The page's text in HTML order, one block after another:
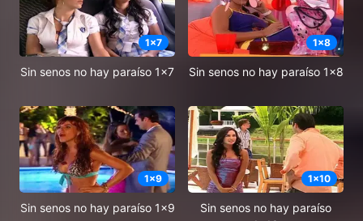
1x7
Sin senos no hay paraíso 1x7
1x8
Sin senos no hay paraíso 1x8
1x9
Sin senos no hay paraíso 1x9
1x10
Sin senos no hay paraíso